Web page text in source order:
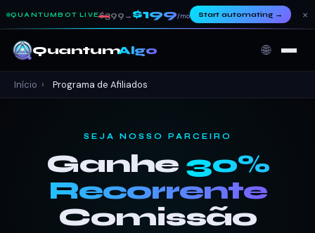
QUANTUMBOT LIVE$399 → $199/mo Start automating→ ×
QuantumAlgo 🌐
Início › Programa de Afiliados
SEJA NOSSO PARCEIRO
Ganhe 30%
Recorrente
Comissão